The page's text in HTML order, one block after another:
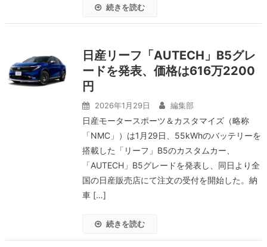
続きを読む
日産リーフ「AUTECH」B5グレ
ードを発表、価格は616万2200
円
2026年1月29日 編集部
日産モータースポーツ＆カスタマイズ（略称
「NMC」）は1月29日、55kWhのバッテリーを
搭載した「リーフ」B5のカスタムカー、
「AUTECH」B5グレードを発表し、同日より全
国の日産販売店にて注文の受付を開始した。納
車 […]
続きを読む